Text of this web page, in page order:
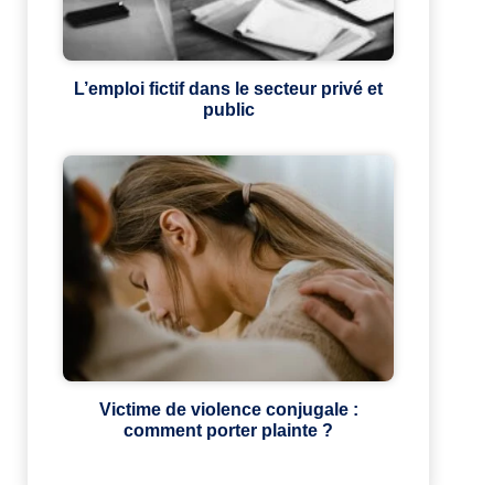
L’emploi fictif dans le secteur privé et
public
Victime de violence conjugale :
comment porter plainte ?